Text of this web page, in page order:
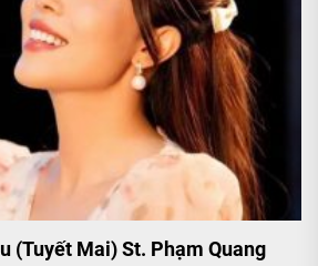
(Tuyết Mai) St. Phạm Quang